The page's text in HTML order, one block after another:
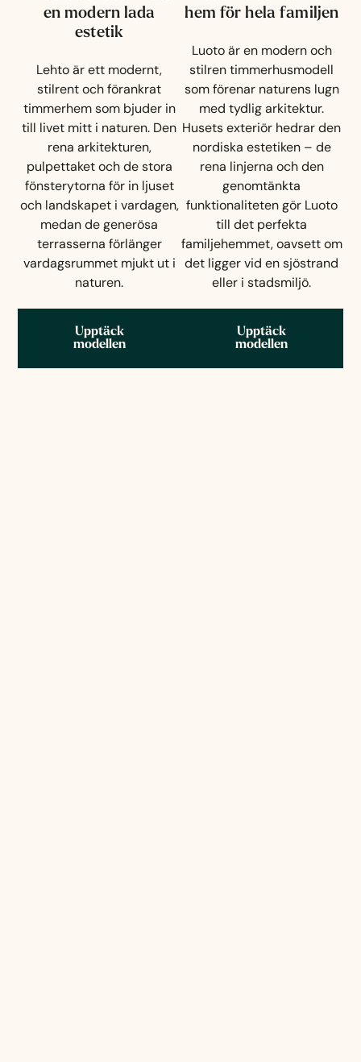
en modern lada
estetik
Lehto är ett modernt,
stilrent och förankrat
timmerhem som bjuder in
till livet mitt i naturen. Den
rena arkitekturen,
pulpettaket och de stora
fönsterytorna för in ljuset
och landskapet i vardagen,
medan de generösa
terrasserna förlänger
vardagsrummet mjukt ut i
naturen.
Upptäck
modellen
hem för hela familjen
Luoto är en modern och
stilren timmerhusmodell
som förenar naturens lugn
med tydlig arkitektur.
Husets exteriör hedrar den
nordiska estetiken – de
rena linjerna och den
genomtänkta
funktionaliteten gör Luoto
till det perfekta
familjehemmet, oavsett om
det ligger vid en sjöstrand
eller i stadsmiljö.
Upptäck
modellen